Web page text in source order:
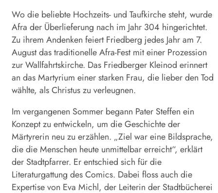
Wo die beliebte Hochzeits- und Taufkirche steht, wurde
Afra der Überlieferung nach im Jahr 304 hingerichtet.
Zu ihrem Andenken feiert Friedberg jedes Jahr am 7.
August das traditionelle Afra-Fest mit einer Prozession
zur Wallfahrtskirche. Das Friedberger Kleinod erinnert
an das Martyrium einer starken Frau, die lieber den Tod
wählte, als Christus zu verleugnen.
Im vergangenen Sommer begann Pater Steffen ein
Konzept zu entwickeln, um die Geschichte der
Märtyrerin neu zu erzählen. „Ziel war eine Bildsprache,
die die Menschen heute unmittelbar erreicht“, erklärt
der Stadtpfarrer. Er entschied sich für die
Literaturgattung des Comics. Dabei floss auch die
Expertise von Eva Michl, der Leiterin der Stadtbücherei